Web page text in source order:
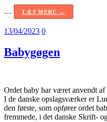
…
LÆS MERE →
13/04/2023 0
Babygøgen
Ordet baby har været anvendt af
I de danske opslagsværker er
den første, som opfører ordet
fremmede, i det danske Skrift-